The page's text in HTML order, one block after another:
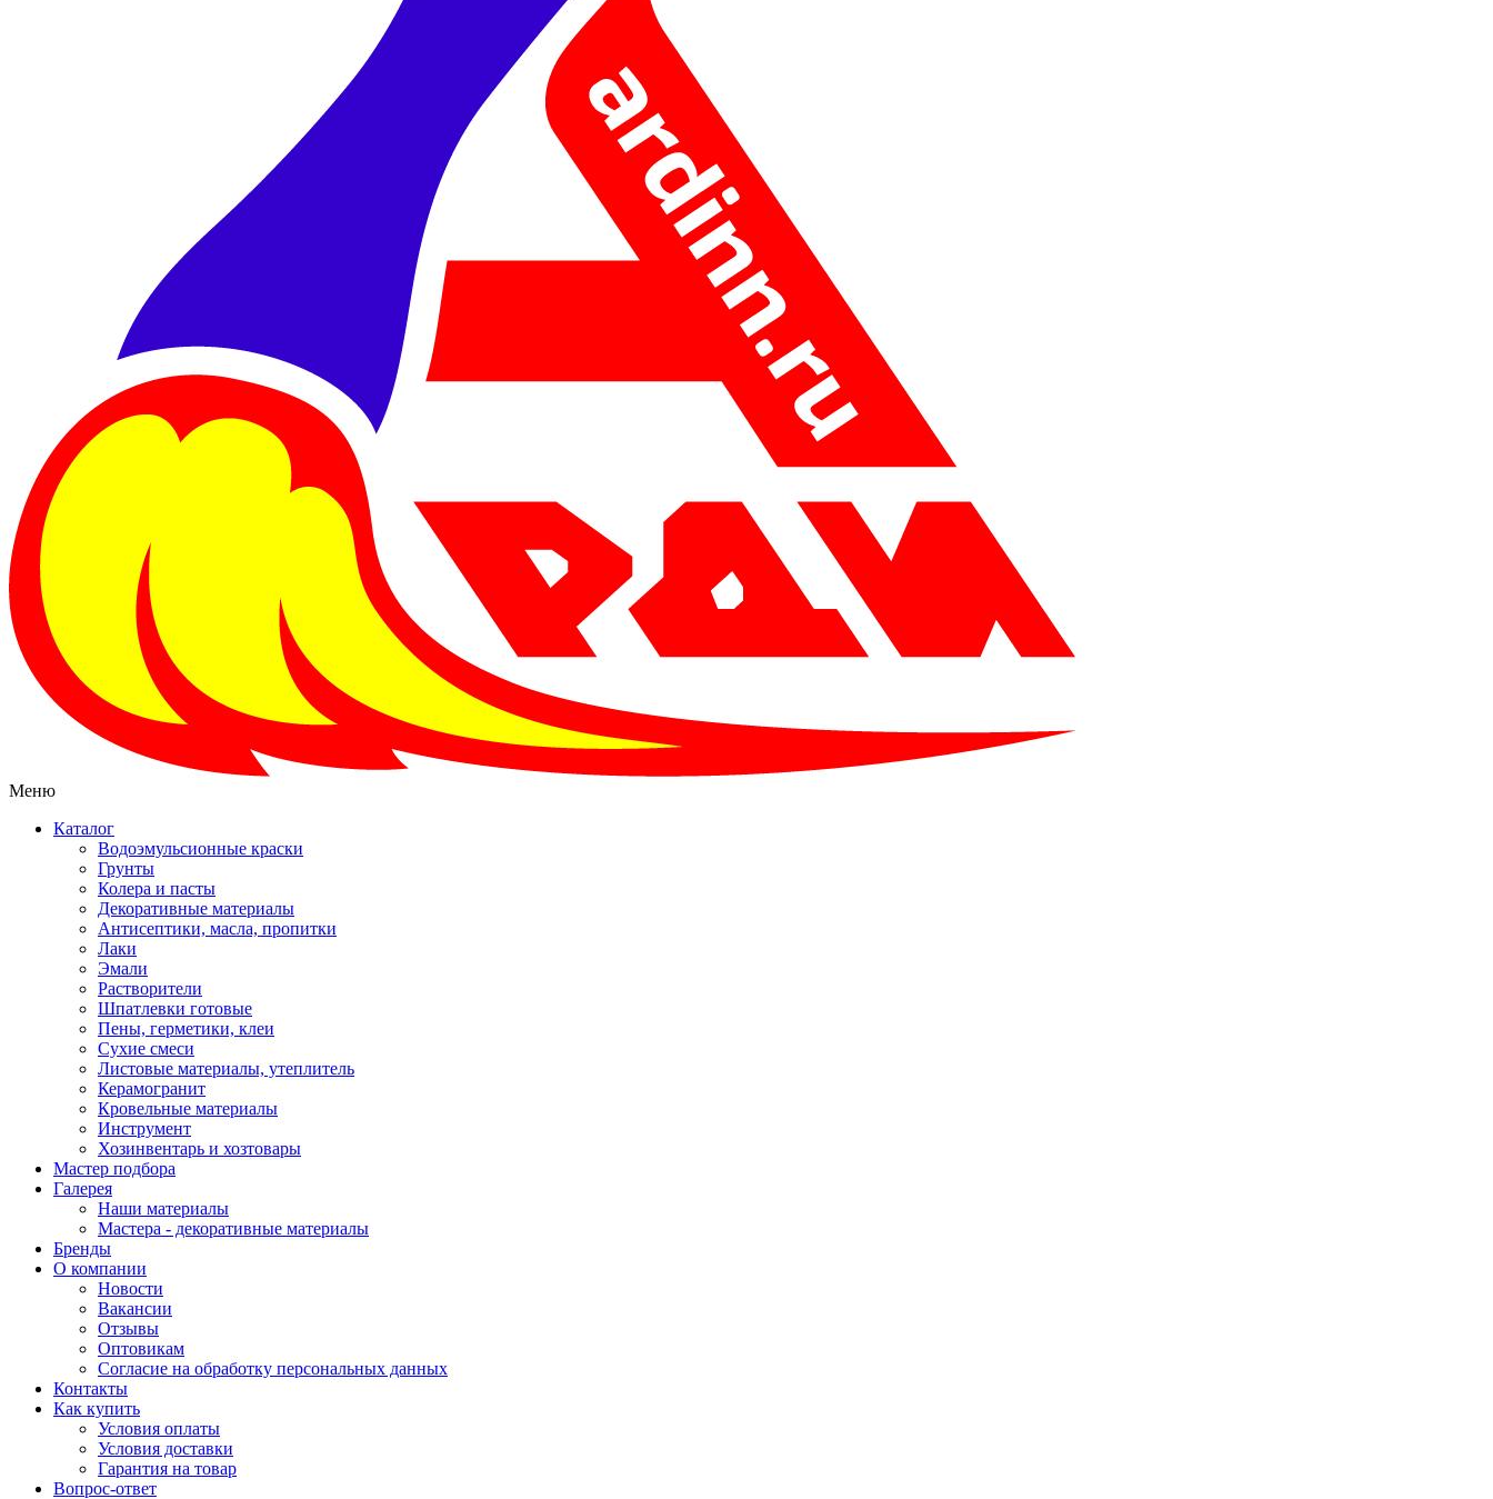
Меню
Каталог
Водоэмульсионные краски
Грунты
Колера и пасты
Декоративные материалы
Антисептики, масла, пропитки
Лаки
Эмали
Растворители
Шпатлевки готовые
Пены, герметики, клеи
Сухие смеси
Листовые материалы, утеплитель
Керамогранит
Кровельные материалы
Инструмент
Хозинвентарь и хозтовары
Мастер подбора
Галерея
Наши материалы
Мастера - декоративные материалы
Бренды
О компании
Новости
Вакансии
Отзывы
Оптовикам
Cогласие на обработку персональных данных
Контакты
Как купить
Условия оплаты
Условия доставки
Гарантия на товар
Вопрос-ответ